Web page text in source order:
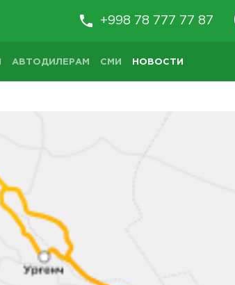
+998 78 777 77 87
АВТОДИЛЕРАМ СМИ НОВОСТИ